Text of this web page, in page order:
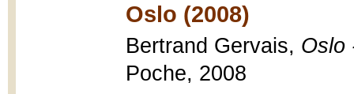
Oslo (2008)
Bertrand Gervais, Oslo
Poche, 2008